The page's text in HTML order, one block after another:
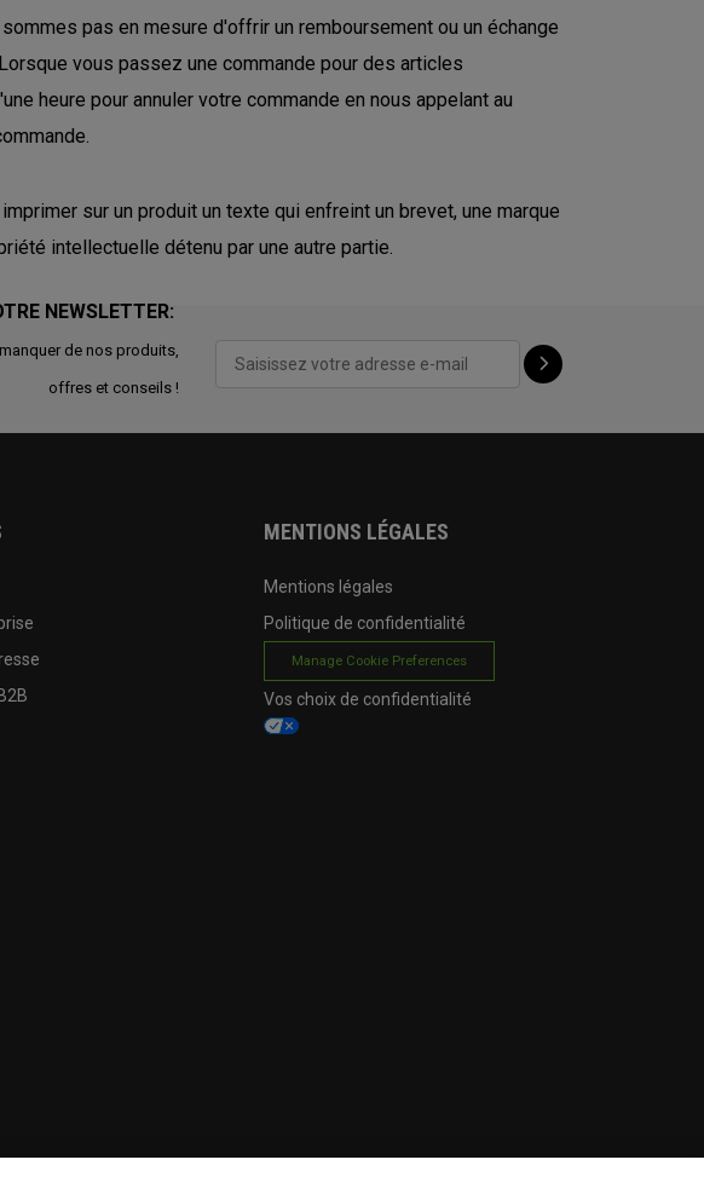
pas en mesure d'offrir un remboursement ou un échange
vous passez une commande pour des articles
heure pour annuler votre commande en nous appelant au
sur un produit un texte qui enfreint un brevet, une marque
intellectuelle détenu par une autre partie.
NEWSLETTER:
de nos produits,
offres et conseils !
MENTIONS LÉGALES
Mentions légales
Politique de confidentialité
Manage Cookie Preferences
Vos choix de confidentialité